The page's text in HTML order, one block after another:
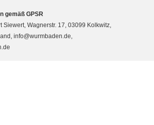
gemäß GPSR
Siewert, Wagnerstr. 17, 03099 Kolkwitz,
info@wurmbaden.de,